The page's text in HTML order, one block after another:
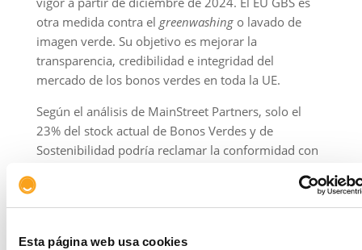
Esta página web usa cookies
otra medida contra el greenwashingo lavado de
imagen verde. Su objetivo es mejorar la
transparencia, credibilidad e integridad del
mercado de los bonos verdes en toda la UE.
Según el análisis de MainStreet Partners, solo el
23% del stock actual de Bonos Verdes y de
Sostenibilidad podría reclamar la conformidad con
mil millones de dólares en activos.
de Bonos Verdes de la UE es que los ingresos